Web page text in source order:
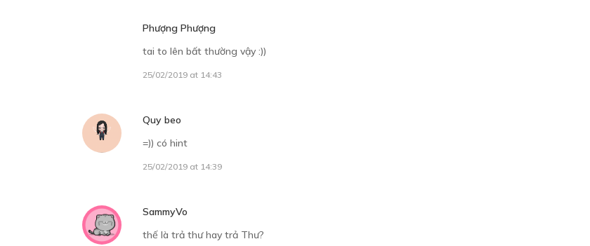
Phượng Phượng
tai to lên bất thường vậy :))
25/02/2019 at 14:43
Quy beo
=)) có hint
25/02/2019 at 14:39
SammyVo
thế là trả thư hay trả Thư?